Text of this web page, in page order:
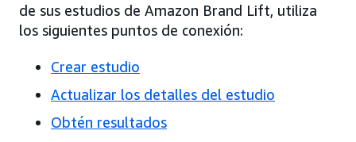
de sus estudios de Amazon Brand Lift, utiliza
los siguientes puntos de conexión:
Crear estudio
Actualizar los detalles del estudio
Obtén resultados